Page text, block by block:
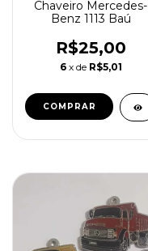
Chaveiro Mercedes-
Benz 1113 Baú
R$25,00
6 x de R$5,01